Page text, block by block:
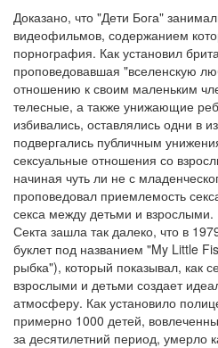
Доказано, что "Дети Бога"
видеофильмов, содержанием
порнография. Как установил
проповедовавшая "вселенскую
отношению к своим маленьким
телесные, а также унижающие
избивались, оставлялись одни в
подвергались публичным
сексуальные отношения со
начиная чуть ли не с
проповедовал приемлемость
секса между детьми и
Секта зашла так далеко, что в
буклет под названием "My Little
рыбка"), который показывал, как
взрослыми и детьми создает
атмосферу. Как установило
примерно 1000 детей,
за десятилетний период, умерло